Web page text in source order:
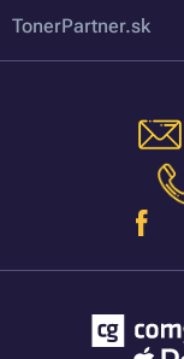
TonerPartner.sk